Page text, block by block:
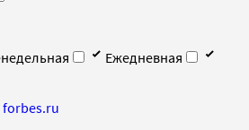
Ежедневная
forbes.ru